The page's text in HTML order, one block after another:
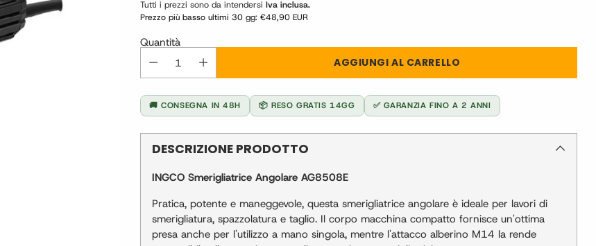
Tutti i prezzi sono da intendersiIva inclusa.
Prezzo più basso ultimi 30 gg: €48,90 EUR
Quantità
AGGIUNGI AL CARRELLO
🚚 CONSEGNA IN 48H 📦 RESO GRATIS 14GG ✅ GARANZIA FINO A 2 ANNI
DESCRIZIONE PRODOTTO
INGCO Smerigliatrice Angolare AG8508E
Pratica, potente e maneggevole, questa smerigliatrice angolare è ideale per lavori di
smerigliatura, spazzolatura e taglio. Il corpo macchina compatto fornisce un'ottima
presa anche per l'utilizzo a mano singola, mentre l'attacco alberino M14 la rende